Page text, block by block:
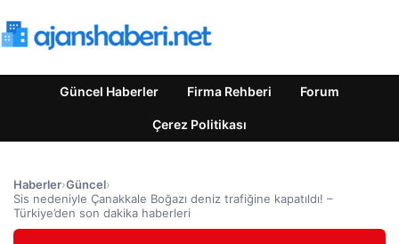
Güncel Haberler Firma Rehberi Forum
Çerez Politikası
Haberler›Güncel›
Sis nedeniyle Çanakkale Boğazı deniz trafiğine kapatıldı! –
Türkiye’den son dakika haberleri